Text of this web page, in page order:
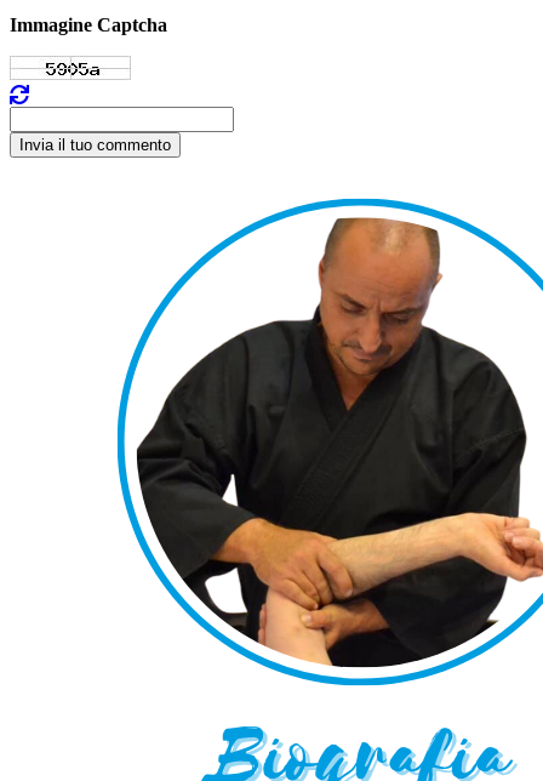
Immagine Captcha
Invia il tuo commento